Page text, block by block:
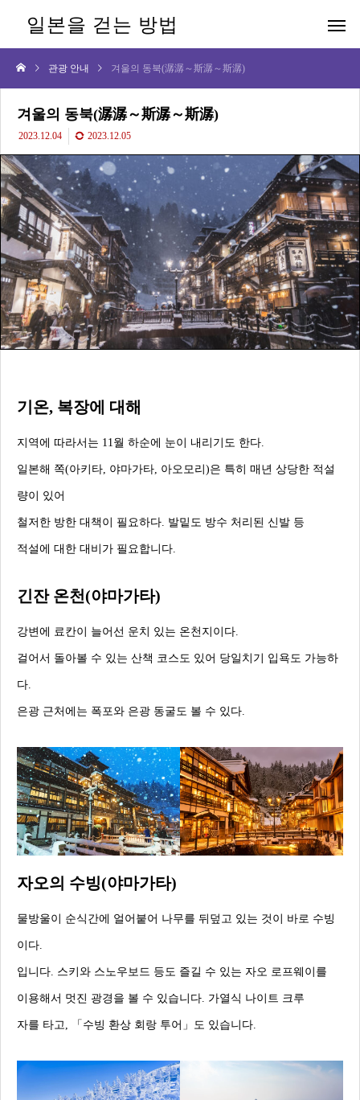
일본을 걷는 방법
관광 안내 겨울의 동북(潺潺～斯潺～斯潺)
겨울의 동북(潺潺～斯潺～斯潺)
2023.12.04 2023.12.05
기온, 복장에 대해
지역에 따라서는 11월 하순에 눈이 내리기도 한다.
일본해 쪽(아키타, 야마가타, 아오모리)은 특히 매년 상당한 적설
량이 있어
철저한 방한 대책이 필요하다. 발밑도 방수 처리된 신발 등
적설에 대한 대비가 필요합니다.
긴잔 온천(야마가타)
강변에 료칸이 늘어선 운치 있는 온천지이다.
걸어서 돌아볼 수 있는 산책 코스도 있어 당일치기 입욕도 가능하
다.
은광 근처에는 폭포와 은광 동굴도 볼 수 있다.
자오의 수빙(야마가타)
물방울이 순식간에 얼어붙어 나무를 뒤덮고 있는 것이 바로 수빙
이다.
입니다. 스키와 스노우보드 등도 즐길 수 있는 자오 로프웨이를
이용해서 멋진 광경을 볼 수 있습니다. 가열식 나이트 크루
자를 타고, 「수빙 환상 회랑 투어」도 있습니다.